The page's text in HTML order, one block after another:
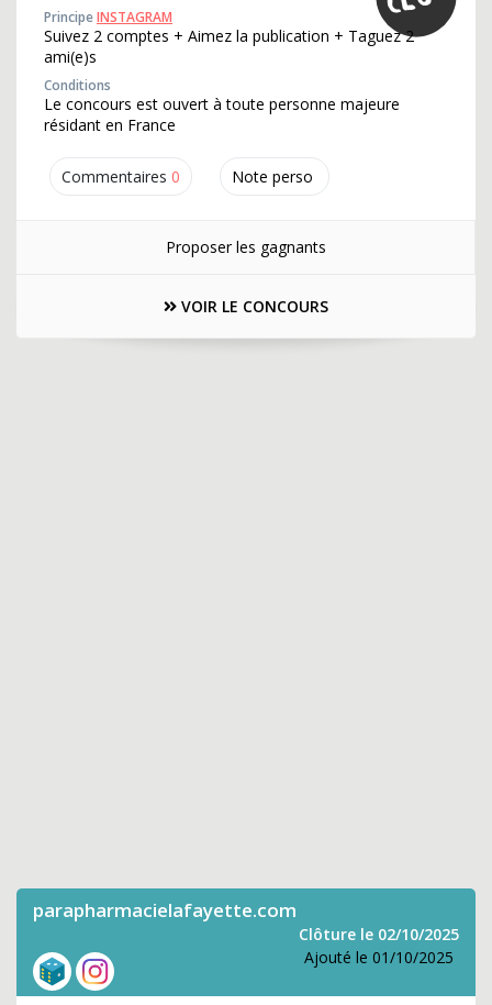
Commentaires 0 Note perso
PrincipeINSTAGRAM
Suivez 2 comptes + Aimez la publication + Taguez 2
ami(e)s
Conditions
Le concours est ouvert à toute personne majeure
résidant en France
Proposer les gagnants
VOIR LE CONCOURS
parapharmacielafayette.com
Clôture le 02/10/2025
Ajouté le 01/10/2025